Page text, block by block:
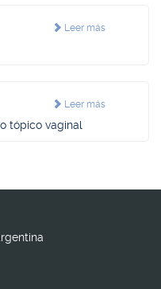
Leer más
Leer más
tópico vaginal